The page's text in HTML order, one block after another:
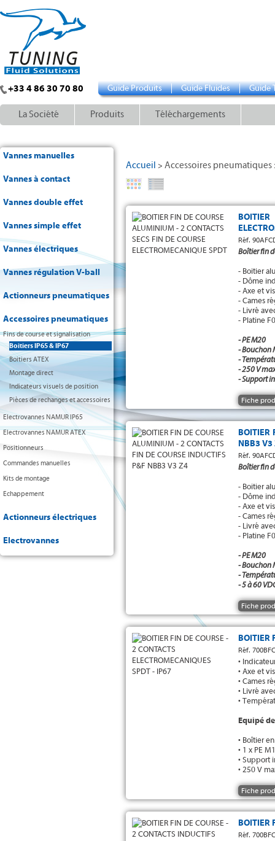
+33 4 86 30 70 80 Guide Produits Guide Fluides Guide
La Société Produits Téléchargements
Vannes manuelles
Vannes à contact
Vannes double effet
Vannes simple effet
Vannes électriques
Vannes régulation V-ball
Actionneurs pneumatiques
Accessoires pneumatiques
Fins de course et signalisation
Boitiers IP65 & IP67
Boitiers ATEX
Montage direct
Indicateurs visuels de position
Pièces de rechanges et accessoires
Electrovannes NAMUR IP65
Electrovannes NAMUR ATEX
Positionneurs
Commandes manuelles
Kits de montage
Echappement
Actionneurs électriques
Electrovannes
Accueil > Accessoires pneumatiques
Réf.
Boîtier fin
- Boitier
- Dôme
- Axe et
- Cames
- Livré
- Platine
- PE M20
- Bouchon
-
- 250 V
- Support
Fiche
BOITIER
NBB3 V3
Réf.
Boîtier fin
- Boitier
- Dôme
- Axe et
- Cames
- Livré
- Platine
- PE M20
- Bouchon
-
- 5 à 60
Fiche
BOITIER
Réf.
•
• Axe et
• Cames
• Livré
•
Equipé
• Boîtier
• 1 x PE
• Support
• 250 V
Fiche
BOITIER
Réf.